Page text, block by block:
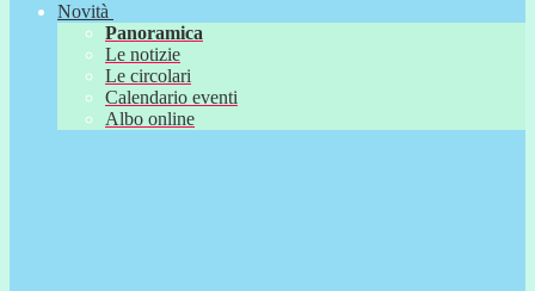
Novità
Panoramica
Le notizie
Le circolari
Calendario eventi
Albo online